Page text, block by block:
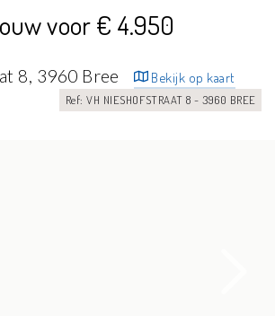
voor € 4.950
8, 3960 Bree Bekijk op kaart
Ref: VH NIESHOFSTRAAT 8 - 3960 BREE